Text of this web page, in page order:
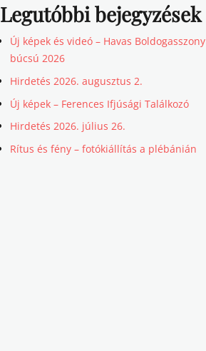
Legutóbbi bejegyzések
Új képek és videó – Havas Boldogasszony
búcsú 2026
Hirdetés 2026. augusztus 2.
Új képek – Ferences Ifjúsági Találkozó
Hirdetés 2026. július 26.
Rítus és fény – fotókiállítás a plébánián